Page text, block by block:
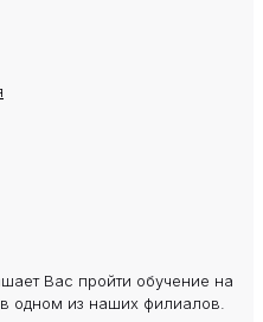
Вас пройти обучение на
одном из наших филиалов.